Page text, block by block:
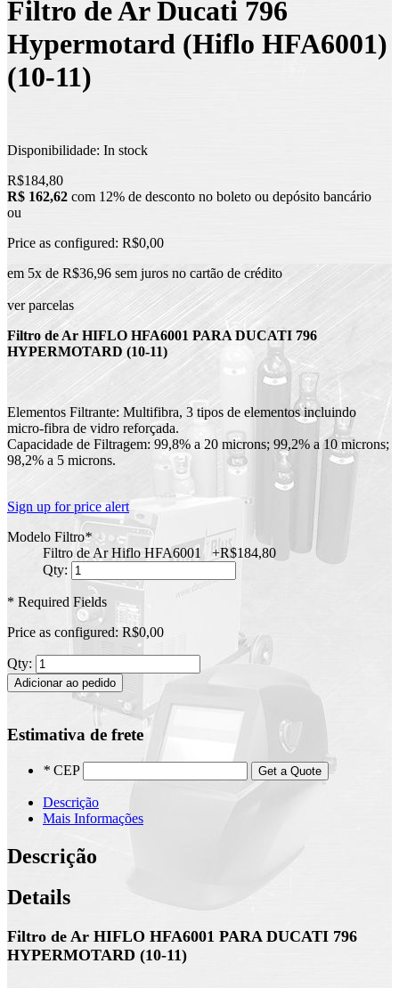
Filtro de Ar Ducati 796
Hypermotard (Hiflo HFA6001)
(10-11)
Disponibilidade: In stock
R$184,80
R$ 162,62 com 12% de desconto no boleto ou depósito bancário
ou
Price as configured: R$0,00
em 5x de R$36,96 sem juros no cartão de crédito
ver parcelas
Filtro de Ar HIFLO HFA6001 PARA DUCATI 796
HYPERMOTARD (10-11)
Elementos Filtrante: Multifibra, 3 tipos de elementos incluindo
micro-fibra de vidro reforçada.
Capacidade de Filtragem: 99,8% a 20 microns; 99,2% a 10 microns;
98,2% a 5 microns.
Sign up for price alert
Modelo Filtro*
Filtro de Ar Hiflo HFA6001 +R$184,80
Qty:
* Required Fields
Price as configured: R$0,00
Qty:
Adicionar ao pedido
Estimativa de frete
* CEP Get a Quote
Descrição
Mais Informações
Descrição
Details
Filtro de Ar HIFLO HFA6001 PARA DUCATI 796
HYPERMOTARD (10-11)